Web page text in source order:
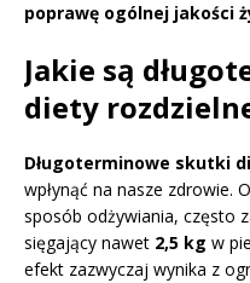
poprawę ogólnej jakości
Jakie są
diety
Długoterminowe skutki
wpłynąć na nasze zdrowie.
sposób odżywiania, często
sięgający nawet 2,5 kg w
efekt zazwyczaj wynika z